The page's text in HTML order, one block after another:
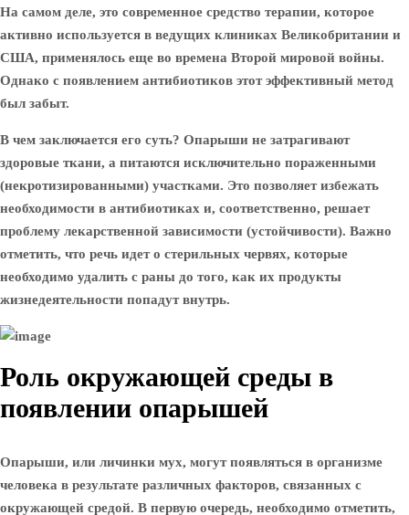
На самом деле, это современное средство терапии, которое
активно используется в ведущих клиниках Великобритании и
США, применялось еще во времена Второй мировой войны.
Однако с появлением антибиотиков этот эффективный метод
был забыт.
В чем заключается его суть? Опарыши не затрагивают
здоровые ткани, а питаются исключительно пораженными
(некротизированными) участками. Это позволяет избежать
необходимости в антибиотиках и, соответственно, решает
проблему лекарственной зависимости (устойчивости). Важно
отметить, что речь идет о стерильных червях, которые
необходимо удалить с раны до того, как их продукты
жизнедеятельности попадут внутрь.
Роль окружающей среды в
появлении опарышей
Опарыши, или личинки мух, могут появляться в организме
человека в результате различных факторов, связанных с
окружающей средой. В первую очередь, необходимо отметить,